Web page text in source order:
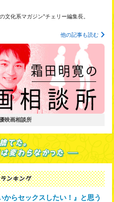
文化系マガジン”チェリー編集長。
他の記事も読む
映画相談所
からセックスしたい！』と思う